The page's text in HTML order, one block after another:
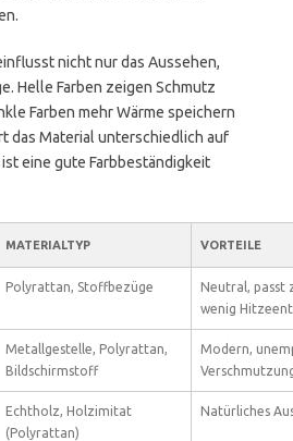
nicht nur das Aussehen,
Helle Farben zeigen Schmutz
Farben mehr Wärme speichern
das Material unterschiedlich auf
eine gute Farbbeständigkeit
MATERIALTYP VORTEILE
Polyrattan, Stoffbezüge
Neutral, passt
wenig
Metallgestelle, Polyrattan,
Bildschirmstoff
Modern,
Echtholz, Holzimitat
(Polyrattan)
Natürliches